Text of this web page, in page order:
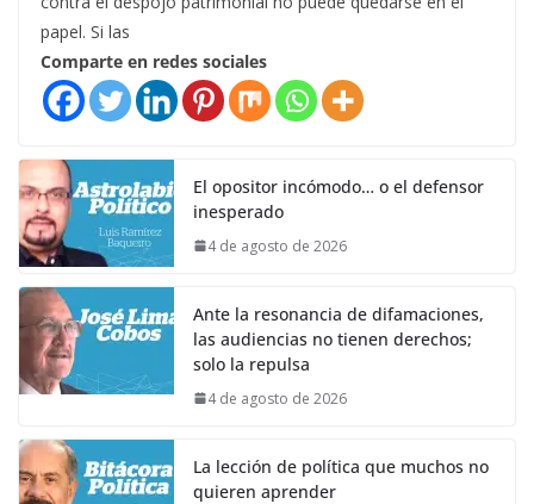
papel. Si las
Comparte en redes sociales
El opositor incómodo… o el defensor
inesperado
4 de agosto de 2026
Ante la resonancia de difamaciones,
las audiencias no tienen derechos;
solo la repulsa
4 de agosto de 2026
La lección de política que muchos no
quieren aprender